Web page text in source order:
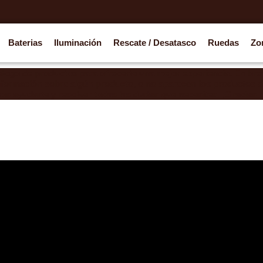
Baterias Iluminación Rescate / Desatasco Ruedas